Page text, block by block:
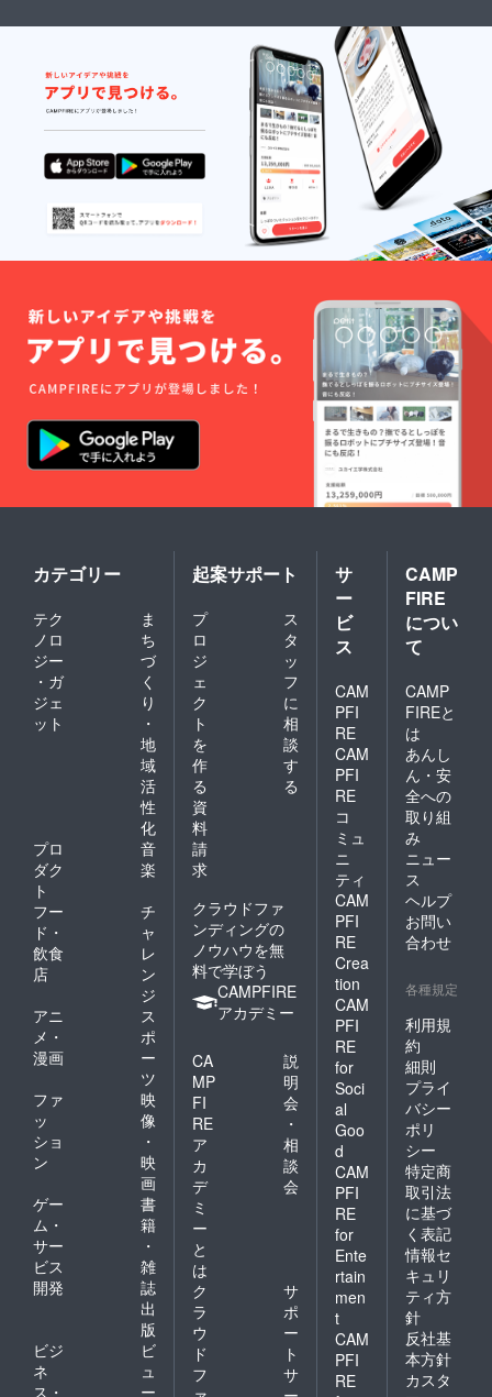
カテゴリー
テク
ノロ
ジー
・ガ
ジェ
ット
ま
ち
づ
く
り
・
地
域
活
性
化
プロ
ダク
ト
音
楽
フー
ド・
飲食
店
チ
ャ
レ
ン
ジ
アニ
メ・
漫画
ス
ポ
ー
ツ
ファ
ッ
ショ
ン
映
像
・
映
画
ゲー
ム・
サー
ビス
開発
書
籍
・
雑
誌
出
版
ビジ
ネ
ス・
ビ
ュ
ー
起案サポート
プ
ロ
ジ
ェ
ク
ト
を
作
る
ス
タ
ッ
フ
に
相
談
す
る
資
料
請
求
クラウドファ
ンディングの
ノウハウを無
料で学ぼう
CAMPFIRE
アカデミー
CA
MP
FI
RE
ア
カ
デ
ミ
ー
と
は
説
明
会
・
相
談
会
ク
ラ
ウ
ド
フ
サ
ポ
ー
ト
サ
サ
ー
ビ
ス
CAM
PFI
RE
CAM
PFI
RE
コ
ミュ
ニ
ティ
CAM
PFI
RE
Crea
tion
CAM
PFI
RE
for
Soci
al
Goo
d
CAM
PFI
RE
for
Ente
rtain
men
t
CAM
PFI
RE
CAMP
FIRE
につい
て
CAMP
FIREと
は
あんし
ん・安
全への
取り組
み
ニュー
ス
ヘルプ
お問い
合わせ
各種規定
利用規
約
細則
プライ
バシー
ポリ
シー
特定商
取引法
に基づ
く表記
情報セ
キュリ
ティ方
針
反社基
本方針
カスタ